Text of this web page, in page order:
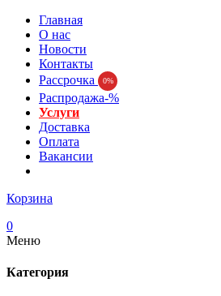
Главная
О нас
Новости
Контакты
Рассрочка
0%
Распродажа-%
Услуги
Доставка
Оплата
Вакансии
Корзина
0
Меню
Категория